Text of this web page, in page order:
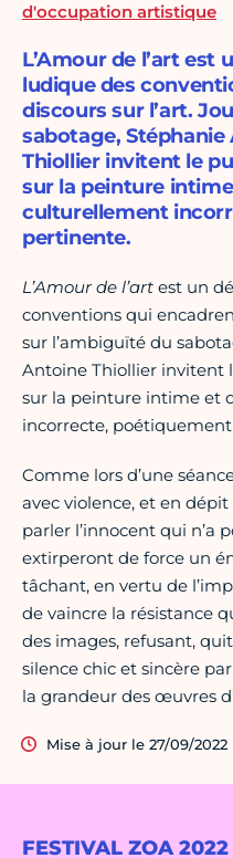
FESTIVAL ZOA 2022
d'occupation artistique
L’Amour de l’art
ludique des
discours sur l’art.
sabotage,
Thiollier invitent le
sur la peinture
culturellement
pertinente.
L’Amour de l’art est un
conventions qui
sur l’ambiguïté du
Antoine Thiollier invitent
sur la peinture intime et
incorrecte,
Comme lors d’une
avec violence, et en
parler l’innocent qui n’a
extirperont de force un
tâchant, en vertu de
de vaincre la résistance
des images, refusant,
silence chic et sincère
la grandeur des œuvres
Mise à jour le 27/09/2022